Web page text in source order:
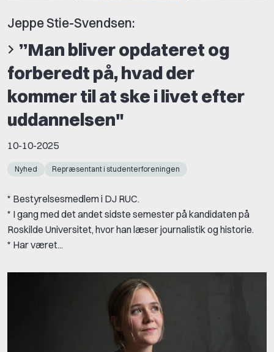
Jeppe Stie-Svendsen:
”Man bliver opdateret og
forberedt på, hvad der
kommer til at ske i livet efter
uddannelsen"
10-10-2025
Nyhed Repræsentant i studenterforeningen
* Bestyrelsesmedlem i DJ RUC.
* I gang med det andet sidste semester på kandidaten på
Roskilde Universitet, hvor han læser journalistik og historie.
* Har været...